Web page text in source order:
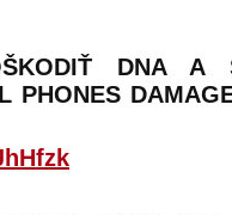
DNA A
PHONES